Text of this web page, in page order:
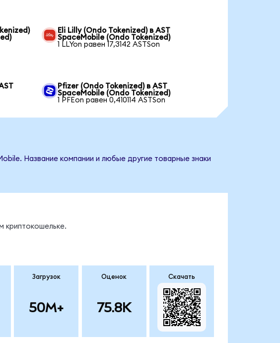
Eli Lilly (Ondo Tokenized) в AST
SpaceMobile (Ondo Tokenized)
1 LLYon равен 17,3142 ASTSon
Pfizer (Ondo Tokenized) в AST
SpaceMobile (Ondo Tokenized)
1 PFEon равен 0,410114 ASTSon
Название компании и любые другие товарные знаки
криптокошельке.
Загрузок
50M+
Оценок
75.8K
Скачать